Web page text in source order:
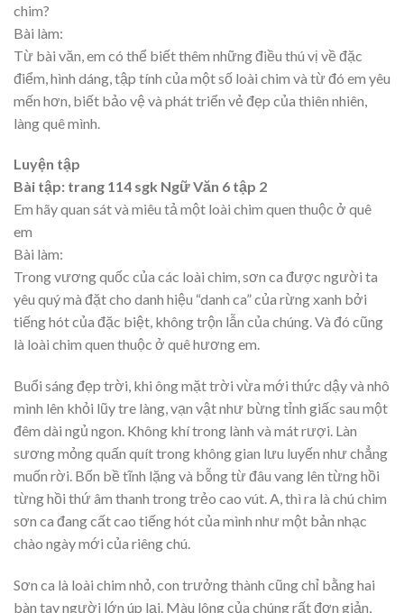
chim?
Bài làm:
Từ bài văn, em có thể biết thêm những điều thú vị về đặc
điểm, hình dáng, tập tính của một số loài chim và từ đó em yêu
mến hơn, biết bảo vệ và phát triển vẻ đẹp của thiên nhiên,
làng quê mình.
Luyện tập
Bài tập: trang 114 sgk Ngữ Văn 6 tập 2
Em hãy quan sát và miêu tả một loài chim quen thuộc ở quê
em
Bài làm:
Trong vương quốc của các loài chim, sơn ca được người ta
yêu quý mà đặt cho danh hiệu “danh ca” của rừng xanh bởi
tiếng hót của đặc biệt, không trộn lẫn của chúng. Và đó cũng
là loài chim quen thuộc ở quê hương em.
Buổi sáng đẹp trời, khi ông mặt trời vừa mới thức dậy và nhô
mình lên khỏi lũy tre làng, vạn vật như bừng tỉnh giấc sau một
đêm dài ngủ ngon. Không khí trong lành và mát rượi. Làn
sương mỏng quấn quít trong không gian lưu luyến như chẳng
muốn rời. Bốn bề tĩnh lặng và bỗng từ đâu vang lên từng hồi
từng hồi thứ âm thanh trong trẻo cao vút. A, thì ra là chú chim
sơn ca đang cất cao tiếng hót của mình như một bản nhạc
chào ngày mới của riêng chú.
Sơn ca là loài chim nhỏ, con trưởng thành cũng chỉ bằng hai
bàn tay người lớn úp lại. Màu lông của chúng rất đơn giản,